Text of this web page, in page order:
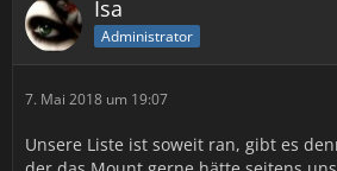
Isa
Administrator
7. Mai 2018 um 19:07
Unsere Liste ist soweit ran, gibt es